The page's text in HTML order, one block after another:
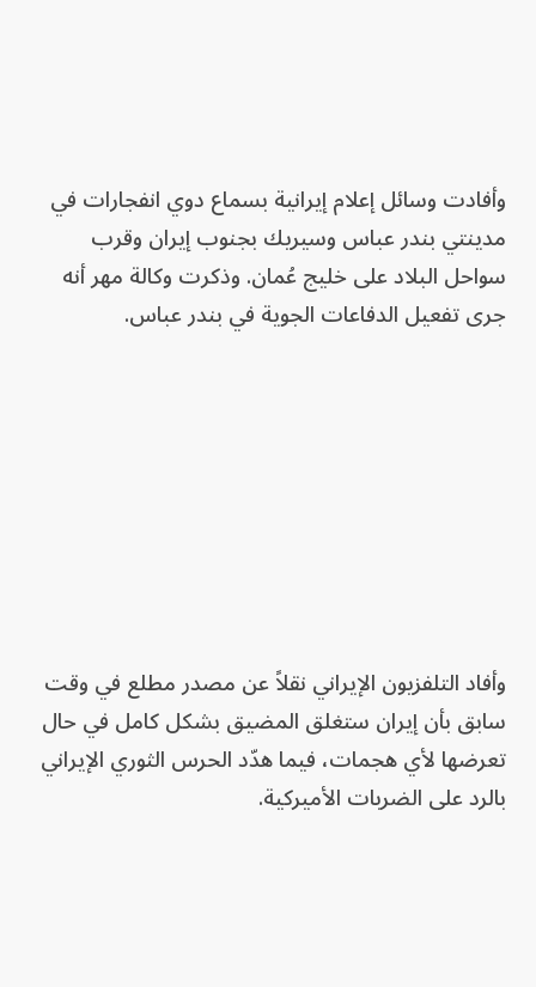
وأفادت وسائل إعلام إيرانية بسماع دوي انفجارات في
مدينتي بندر عباس وسيريك بجنوب إيران وقرب
سواحل البلاد على خليج عُمان. وذكرت وكالة مهر أنه
جرى تفعيل الدفاعات الجوية في بندر عباس.
وأفاد التلفزيون الإيراني نقلاً عن مصدر مطلع في وقت
سابق بأن إيران ستغلق المضيق بشكل كامل في حال
تعرضها لأي هجمات، فيما هدّد الحرس الثوري الإيراني
بالرد على الضربات الأميركية.